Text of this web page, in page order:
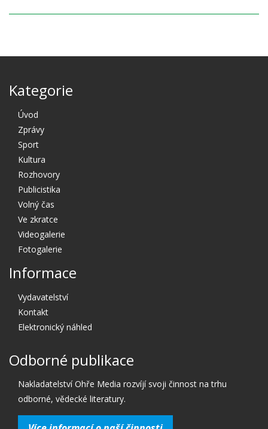
Kategorie
Úvod
Zprávy
Sport
Kultura
Rozhovory
Publicistika
Volný čas
Ve zkratce
Videogalerie
Fotogalerie
Informace
Vydavatelství
Kontakt
Elektronický náhled
Odborné publikace
Nakladatelství Ohře Media rozvíjí svoji činnost na trhu
odborné, vědecké literatury.